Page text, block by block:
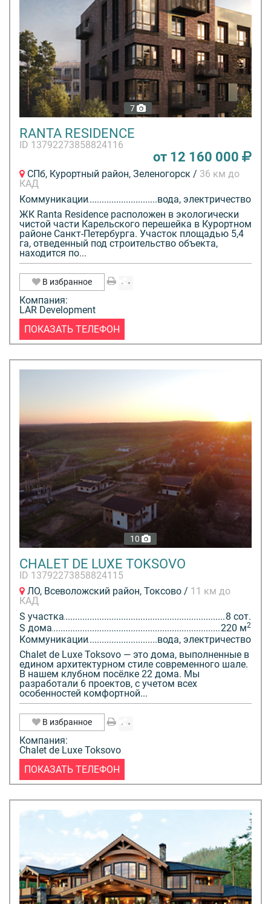
7
RANTA RESIDENCE
ID 13792273858824116
от 12 160 000
СПб, Курортный район, Зеленогорск / 36 км до
КАД
Коммуникации
вода, электричество
ЖК Ranta Residence расположен в экологически
чистой части Карельского перешейка в Курортном
районе Санкт-Петербурга. Участок площадью 5,4
га, отведенный под строительство объекта,
находится по...
В избранное
Компания:
LAR Development
ПОКАЗАТЬ ТЕЛЕФОН
10
CHALET DE LUXE TOKSOVO
ID 13792273858824115
ЛО, Всеволожский район, Токсово / 11 км до
КАД
S участка
8 сот.
S дома
220 м2
Коммуникации
вода, электричество
Chalet de Luxe Toksovo — это дома, выполненные в
едином архитектурном стиле современного шале.
В нашем клубном посёлке 22 дома. Мы
разработали 6 проектов, с учетом всех
особенностей комфортной...
В избранное
Компания:
Chalet de Luxe Toksovo
ПОКАЗАТЬ ТЕЛЕФОН